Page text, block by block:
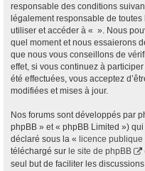
responsable des conditions
légalement responsable de
utiliser et accéder à « ». Nous
quel moment et nous essaierons
que nous vous conseillons de
effet, si vous continuez à
été effectuées, vous acceptez
modifiées et mises à jour.
Nos forums sont développés par
phpBB » et « phpBB Limited »)
déclaré sous la « licence
téléchargé sur le site de phpBB
seul but de faciliter les